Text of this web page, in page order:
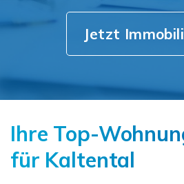
Jetzt
Ihre Top-
für Kaltental